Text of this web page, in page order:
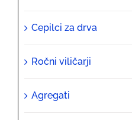
Cepilci za drva
Ročni viličarji
Agregati